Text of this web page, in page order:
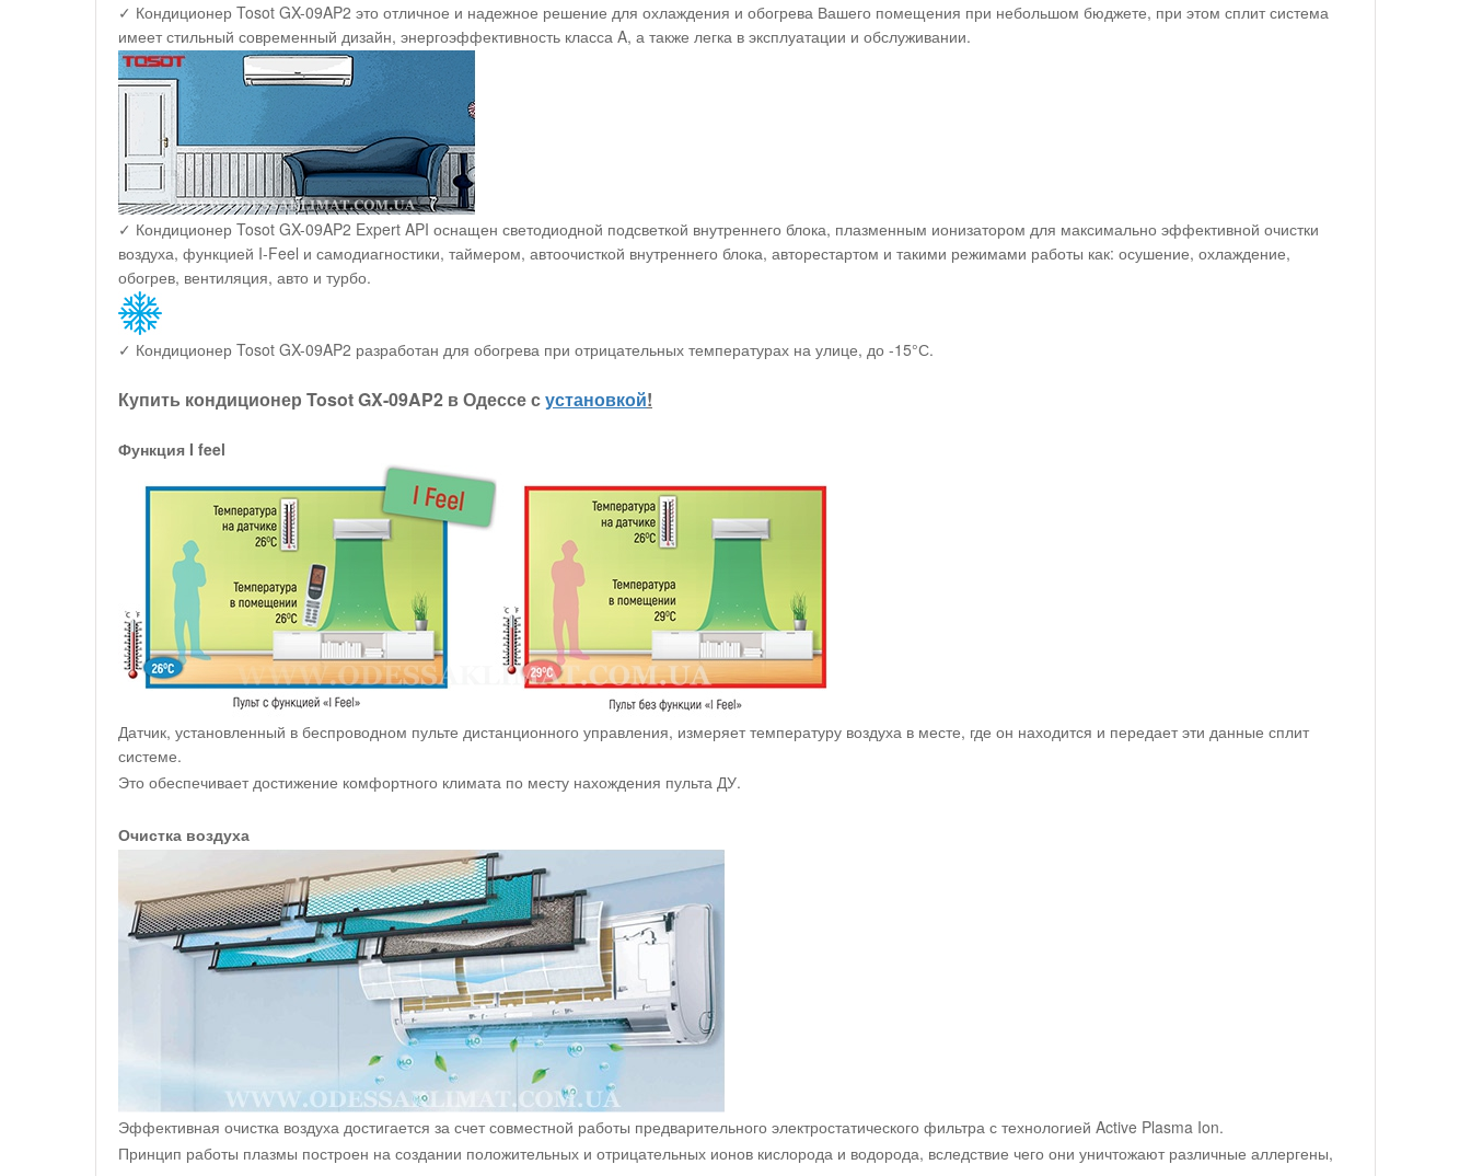
✓ Кондиционер Tosot GX-09AP2 это отличное и надежное решение для охлаждения и обогрева Вашего помещения при небольшом бюджете, при этом сплит система
имеет стильный современный дизайн, энергоэффективность класса A, а также легка в эксплуатации и обслуживании.
✓ Кондиционер Tosot GX-09AP2 Expert API оснащен светодиодной подсветкой внутреннего блока, плазменным ионизатором для максимально эффективной очистки
воздуха, функцией I-Feel и самодиагностики, таймером, автоочисткой внутреннего блока, авторестартом и такими режимами работы как: осушение, охлаждение,
обогрев, вентиляция, авто и турбо.
✓ Кондиционер Tosot GX-09AP2 разработан для обогрева при отрицательных температурах на улице, до -15°С.
Купить кондиционер Tosot GX-09AP2 в Одессе сустановкой!
Функция I feel
Датчик, установленный в беспроводном пульте дистанционного управления, измеряет температуру воздуха в месте, где он находится и передает эти данные сплит
системе.
Это обеспечивает достижение комфортного климата по месту нахождения пульта ДУ.
Очистка воздуха
Эффективная очистка воздуха достигается за счет совместной работы предварительного электростатического фильтра с технологией Active Plasma Ion.
Принцип работы плазмы построен на создании положительных и отрицательных ионов кислорода и водорода, вследствие чего они уничтожают различные аллергены,